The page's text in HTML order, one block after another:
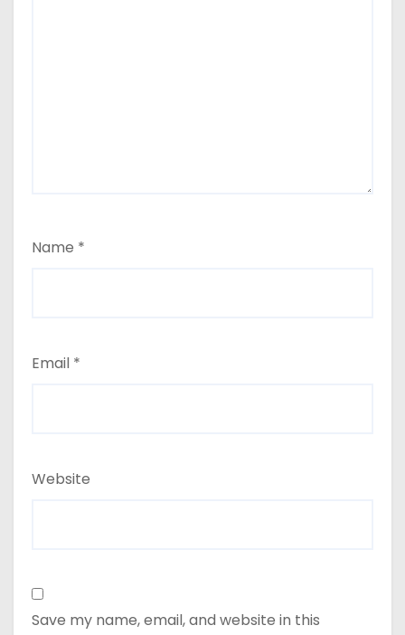
Name *
Email *
Website
Save my name, email, and website in this